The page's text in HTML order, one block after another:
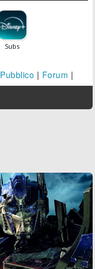
Pubblico | Forum |